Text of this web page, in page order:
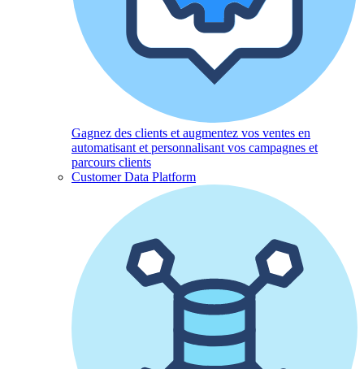
Gagnez des clients et augmentez vos ventes en
automatisant et personnalisant vos campagnes et
parcours clients
Customer Data Platform